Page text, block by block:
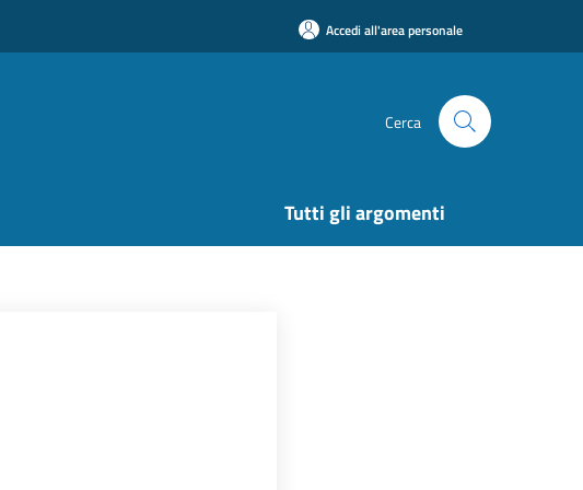
Accedi all'area personale
Cerca
Tutti gli argomenti